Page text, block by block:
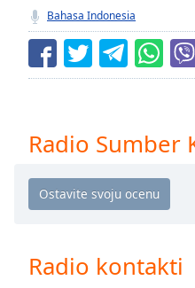
currently
behind
LIVE
Remaining
Time-
Playback
Chapters
Descriptions
Bahasa Indonesia
Radio Sumber
Radio kontakti